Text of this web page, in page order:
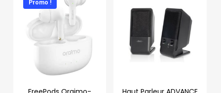
Promo !